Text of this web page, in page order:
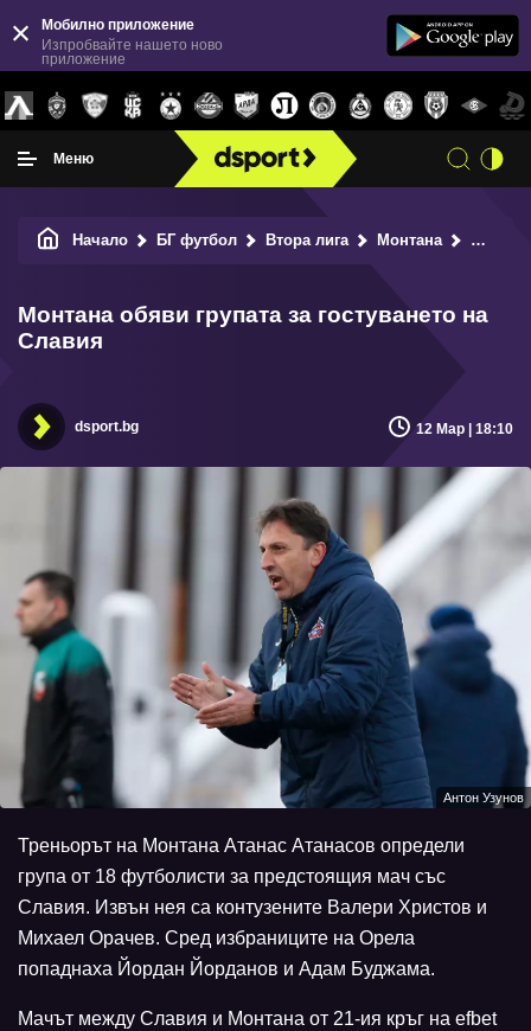
Мобилно приложение
Изпробвайте нашето ново
приложение
Меню
Начало БГ футбол Втора лига Монтана
Монтана обяви групата за гостуването на
Славия
dsport.bg 12 Мар | 18:10
Антон Узунов
Треньорът на Монтана Атанас Атанасов определи
група от 18 футболисти за предстоящия мач със
Славия. Извън нея са контузените Валери Христов и
Михаел Орачев. Сред избраниците на Орела
попаднаха Йордан Йорданов и Адам Буджама.
Мачът между Славия и Монтана от 21-ия кръг на efbet